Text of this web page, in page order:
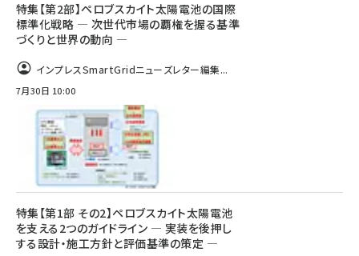
特集【第2部】ペロブスカイト太陽電池の国際
標準化戦略 ― 次世代市場の覇権を握る基準
づくりと世界の動向 ―
インプレスSmartGridニューズレター編集...
7月30日 10:00
特集【第1部 その2】ペロブスカイト太陽電池
を支える2つのガイドライン ― 実装を後押し
する設計・施工方針と評価基準の策定 ―